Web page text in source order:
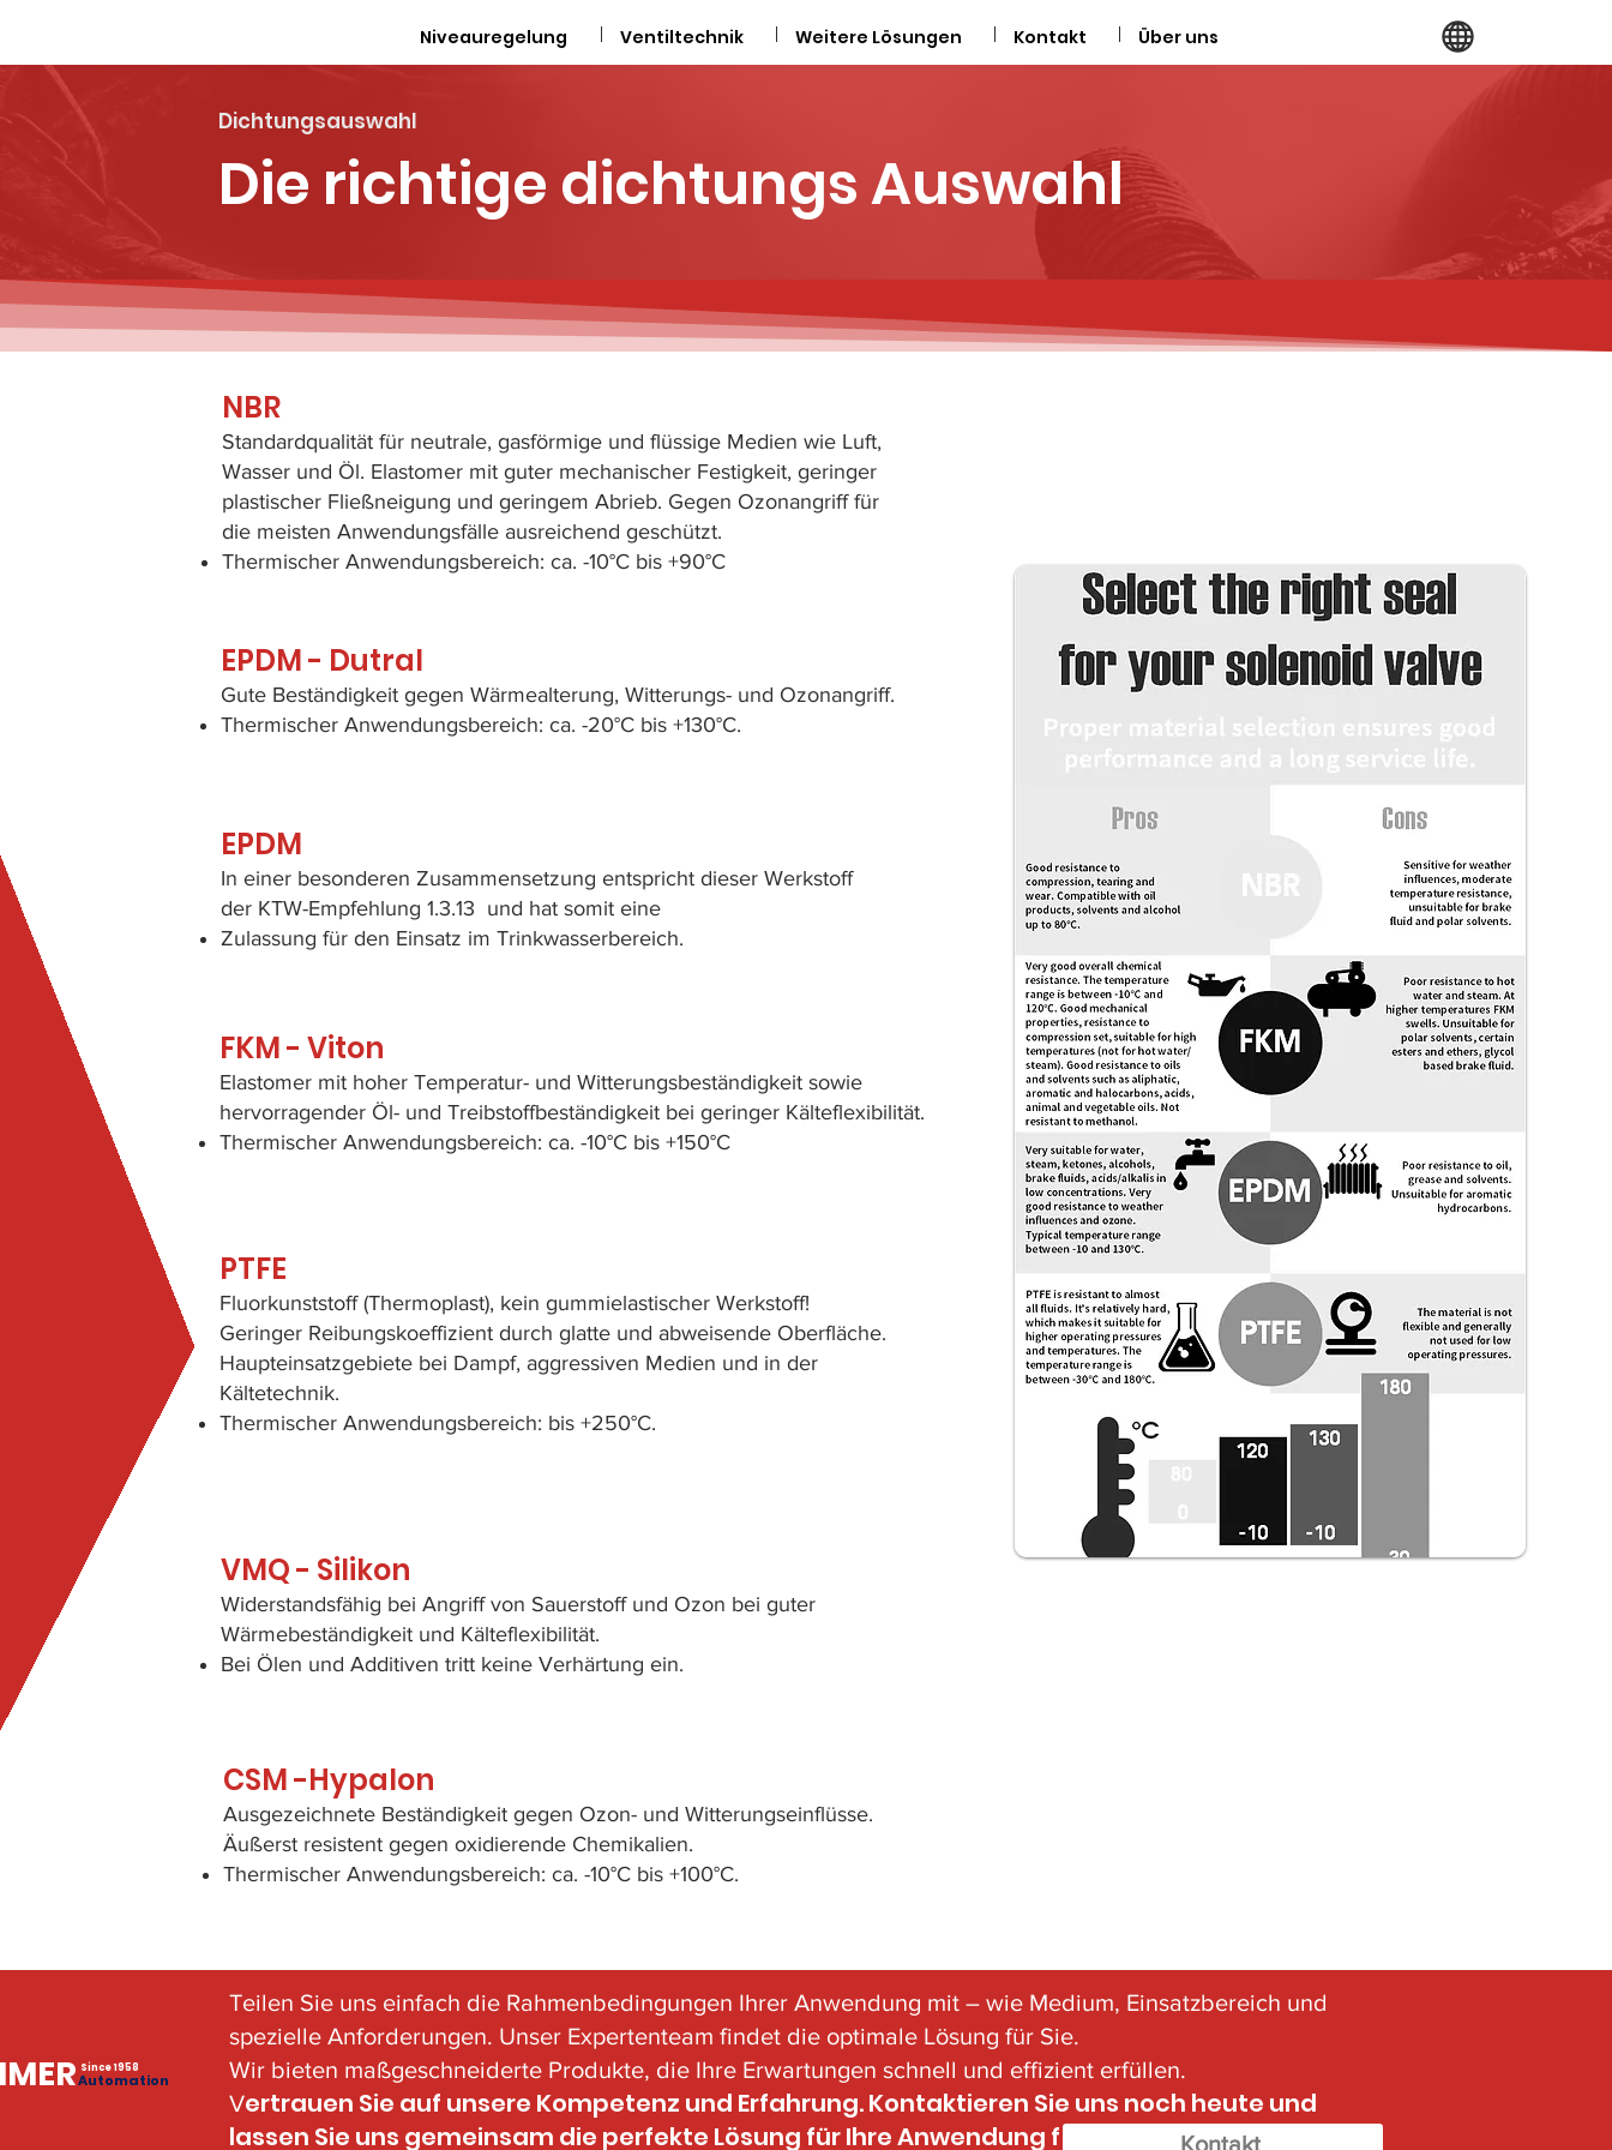
Niveauregelung Ventiltechnik Weitere Lösungen Kontakt Über uns
Dichtungsauswahl
Die richtige dichtungs Auswahl
NBR
Standardqualität für neutrale, gasförmige und flüssige Medien wie Luft,
Wasser und Öl. Elastomer mit guter mechanischer Festigkeit, geringer
plastischer Fließneigung und geringem Abrieb. Gegen Ozonangriff für
die meisten Anwendungsfälle ausreichend geschützt.
Thermischer Anwendungsbereich: ca. -10°C bis +90°C
EPDM - Dutral
Gute Beständigkeit gegen Wärmealterung, Witterungs- und Ozonangriff.
Thermischer Anwendungsbereich: ca. -20°C bis +130°C.
EPDM
In einer besonderen Zusammensetzung entspricht dieser Werkstoff
der KTW-Empfehlung 1.3.13 und hat somit eine
Zulassung für den Einsatz im Trinkwasserbereich.
FKM - Viton
Elastomer mit hoher Temperatur- und Witterungsbeständigkeit sowie
hervorragender Öl- und Treibstoffbeständigkeit bei geringer Kälteflexibilität.
Thermischer Anwendungsbereich: ca. -10°C bis +150°C
PTFE
Fluorkunststoff (Thermoplast), kein gummielastischer Werkstoff!
Geringer Reibungskoeffizient durch glatte und abweisende Oberfläche.
Haupteinsatzgebiete bei Dampf, aggressiven Medien und in der
Kältetechnik.
Thermischer Anwendungsbereich: bis +250°C.
VMQ - Silikon
Widerstandsfähig bei Angriff von Sauerstoff und Ozon bei guter
Wärmebeständigkeit und Kälteflexibilität.
Bei Ölen und Additiven tritt keine Verhärtung ein.
CSM -Hypalon
Ausgezeichnete Beständigkeit gegen Ozon- und Witterungseinflüsse.
Äußerst resistent gegen oxidierende Chemikalien.
Thermischer Anwendungsbereich: ca. -10°C bis +100°C.
Teilen Sie uns einfach die Rahmenbedingungen Ihrer Anwendung mit – wie Medium, Einsatzbereich und
spezielle Anforderungen. Unser Expertenteam findet die optimale Lösung für Sie.
Wir bieten maßgeschneiderte Produkte, die Ihre Erwartungen schnell und effizient erfüllen.
Vertrauen Sie auf unsere Kompetenz und Erfahrung. Kontaktieren Sie uns noch heute und
lassen Sie uns gemeinsam die perfekte Lösung für Ihre Anwendung finden!
Kontakt
Automation
Since 1958